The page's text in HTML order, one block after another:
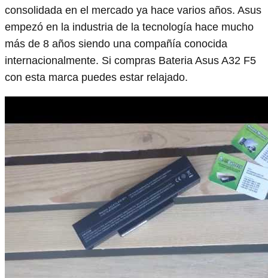
consolidada en el mercado ya hace varios años. Asus
empezó en la industria de la tecnología hace mucho
más de 8 años siendo una compañía conocida
internacionalmente. Si compras Bateria Asus A32 F5
con esta marca puedes estar relajado.